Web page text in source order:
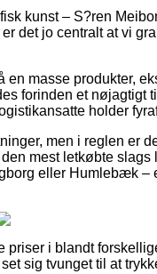
kunst – S?ren
det jo centralt at vi
masse produkter,
forinden et nøjagtigt
holder
men i reglen er
mest letkøbte
eller Humlebæk –
i blandt
sig tvunget til at